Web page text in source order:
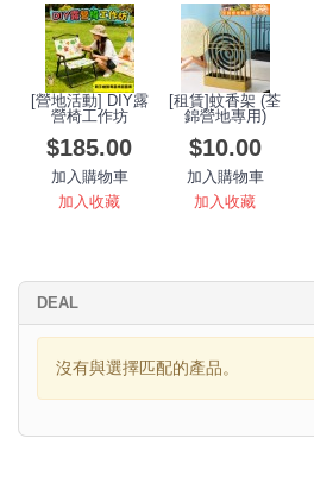
[營地活動] DIY露
營椅工作坊
$185.00
加入購物車
加入收藏
[租賃]蚊香架 (荃
錦營地專用)
$10.00
加入購物車
加入收藏
DEAL
沒有與選擇匹配的產品。